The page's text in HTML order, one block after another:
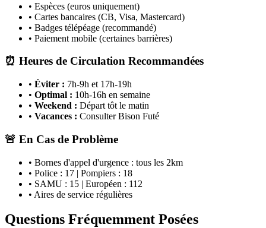
• Espèces (euros uniquement)
• Cartes bancaires (CB, Visa, Mastercard)
• Badges télépéage (recommandé)
• Paiement mobile (certaines barrières)
⏰ Heures de Circulation Recommandées
• Éviter : 7h-9h et 17h-19h
• Optimal : 10h-16h en semaine
• Weekend : Départ tôt le matin
• Vacances : Consulter Bison Futé
🚨 En Cas de Problème
• Bornes d'appel d'urgence : tous les 2km
• Police : 17 | Pompiers : 18
• SAMU : 15 | Européen : 112
• Aires de service régulières
Questions Fréquemment Posées